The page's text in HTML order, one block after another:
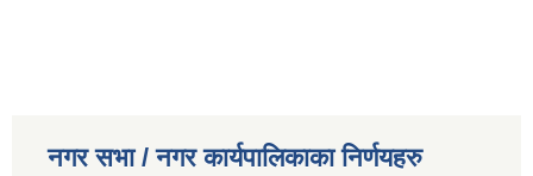
नगर सभा / नगर कार्यपालिकाका निर्णयहरु